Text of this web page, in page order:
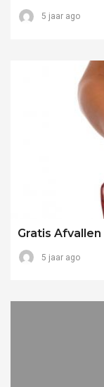
5 jaar ago
Gratis Afvallen
5 jaar ago